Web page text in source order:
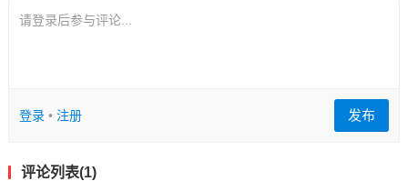
请登录后参与评论...
登录• 注册 发布
评论列表(1)